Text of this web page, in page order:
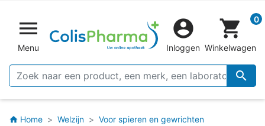

Menu


Inloggen
shopping_cart 0
Winkelwagen
home Home Welzijn
Voor spieren en gewrichten